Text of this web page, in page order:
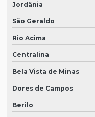
Jordânia
São Geraldo
Rio Acima
Centralina
Bela Vista de Minas
Dores de Campos
Berilo